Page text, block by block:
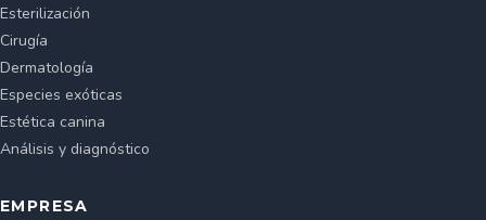
Esterilización
Cirugía
Dermatología
Especies exóticas
Estética canina
Análisis y diagnóstico
EMPRESA